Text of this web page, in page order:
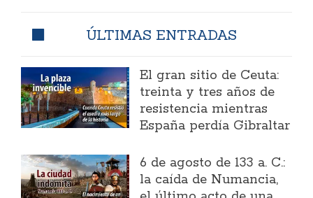
ÚLTIMAS ENTRADAS
El gran sitio de Ceuta:
treinta y tres años de
resistencia mientras
España perdía Gibraltar
6 de agosto de 133 a. C.:
la caída de Numancia,